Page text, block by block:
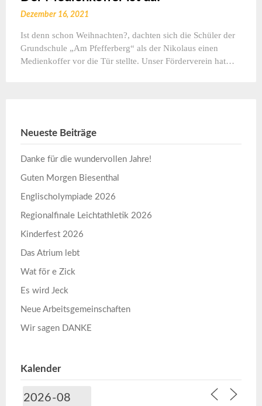
Dezember 16, 2021
Ist denn schon Weihnachten?, dachten sich die Schüler der
Grundschule „Am Pfefferberg“ als der Nikolaus einen
Medienkoffer vor die Tür stellte. Unser Förderverein hat…
Neueste Beiträge
Danke für die wundervollen Jahre!
Guten Morgen Biesenthal
Englischolympiade 2026
Regionalfinale Leichtathletik 2026
Kinderfest 2026
Das Atrium lebt
Wat för e Zick
Es wird Jeck
Neue Arbeitsgemeinschaften
Wir sagen DANKE
Kalender